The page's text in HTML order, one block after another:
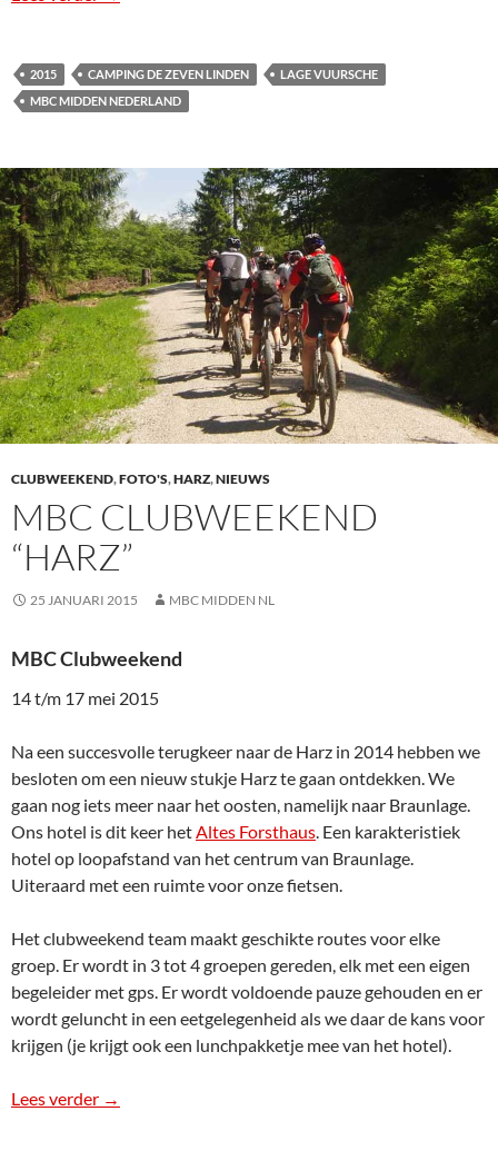
2015 CAMPING DE ZEVEN LINDEN
LAGE VUURSCHE
MBC MIDDEN NEDERLAND
CLUBWEEKEND,FOTO'S,HARZ,NIEUWS
MBC CLUBWEEKEND
“HARZ”
25 JANUARI 2015 MBC MIDDEN NL
MBC Clubweekend
14 t/m 17 mei 2015
Na een succesvolle terugkeer naar de Harz in 2014 hebben we
besloten om een nieuw stukje Harz te gaan ontdekken. We
gaan nog iets meer naar het oosten, namelijk naar Braunlage.
Ons hotel is dit keer hetAltes Forsthaus. Een karakteristiek
hotel op loopafstand van het centrum van Braunlage.
Uiteraard met een ruimte voor onze fietsen.
Het clubweekend team maakt geschikte routes voor elke
groep. Er wordt in 3 tot 4 groepen gereden, elk met een eigen
begeleider met gps. Er wordt voldoende pauze gehouden en er
wordt geluncht in een eetgelegenheid als we daar de kans voor
krijgen (je krijgt ook een lunchpakketje mee van het hotel).
Lees verder MBC Clubweekend “Harz”
→